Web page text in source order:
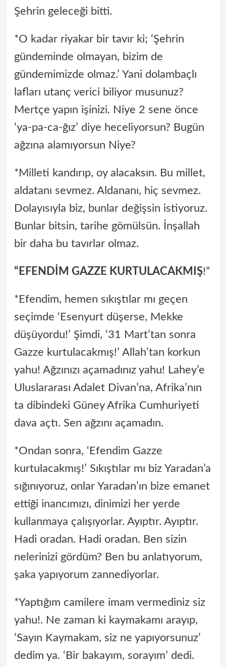
Şehrin geleceği bitti.
*O kadar riyakar bir tavır ki; ‘Şehrin
gündeminde olmayan, bizim de
gündemimizde olmaz.’ Yani dolambaçlı
lafları utanç verici biliyor musunuz?
Mertçe yapın işinizi. Niye 2 sene önce
‘ya-pa-ca-ğız’ diye heceliyorsun? Bugün
ağzına alamıyorsun Niye?
*Milleti kandırıp, oy alacaksın. Bu millet,
aldatanı sevmez. Aldananı, hiç sevmez.
Dolayısıyla biz, bunlar değişsin istiyoruz.
Bunlar bitsin, tarihe gömülsün. İnşallah
bir daha bu tavırlar olmaz.
“EFENDİM GAZZE KURTULACAKMIŞ!”
*Efendim, hemen sıkıştılar mı geçen
seçimde ‘Esenyurt düşerse, Mekke
düşüyordu!’ Şimdi, ‘31 Mart’tan sonra
Gazze kurtulacakmış!’ Allah’tan korkun
yahu! Ağzınızı açamadınız yahu! Lahey’e
Uluslararası Adalet Divan’na, Afrika’nın
ta dibindeki Güney Afrika Cumhuriyeti
dava açtı. Sen ağzını açamadın.
*Ondan sonra, ‘Efendim Gazze
kurtulacakmış!’ Sıkıştılar mı biz Yaradan’a
sığınıyoruz, onlar Yaradan’ın bize emanet
ettiği inancımızı, dinimizi her yerde
kullanmaya çalışıyorlar. Ayıptır. Ayıptır.
Hadi oradan. Hadi oradan. Ben sizin
nelerinizi gördüm? Ben bu anlatıyorum,
şaka yapıyorum zannediyorlar.
*Yaptığım camilere imam vermediniz siz
yahu!. Ne zaman ki kaymakamı arayıp,
‘Sayın Kaymakam, siz ne yapıyorsunuz’
dedim ya. ‘Bir bakayım, sorayım’ dedi.